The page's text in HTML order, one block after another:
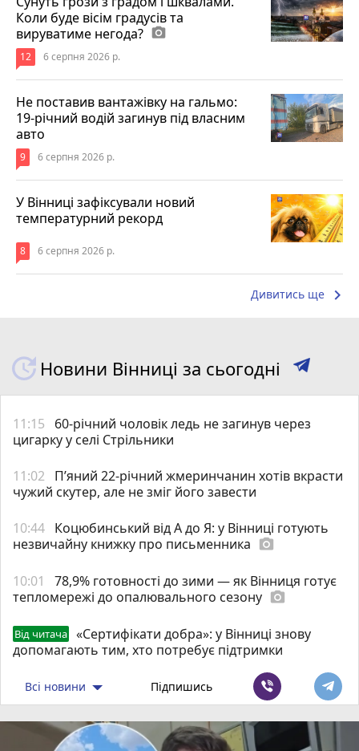
Коли буде вісім градусів та
вируватиме негода? photo_camera
12 6 серпня 2026 р.
Не поставив вантажівку на гальмо:
19-річний водій загинув під власним
авто
9 6 серпня 2026 р.
У Вінниці зафіксували новий
температурний рекорд
8 6 серпня 2026 р.
Дивитись ще keyboard_arrow_right
Новини Вінниці за сьогодні
11:15
60-річний чоловік ледь не загинув через
цигарку у селі Стрільники
11:02
П’яний 22-річний жмеринчанин хотів вкрасти
чужий скутер, але не зміг його завести
10:44 Коцюбинський від А до Я: у Вінниці готують
незвичайну книжку про письменника photo_camera
10:01
78,9% готовності до зими — як Вінниця готує
тепломережі до опалювального сезону photo_camera
Від читача
«Сертифікати добра»: у Вінниці знову
допомагають тим, хто потребує підтримки
Всі новини Підпишись